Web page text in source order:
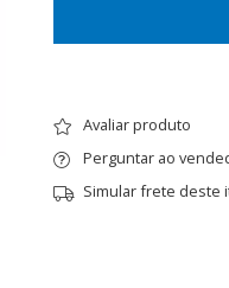
Avaliar produto
Perguntar ao
Simular frete deste